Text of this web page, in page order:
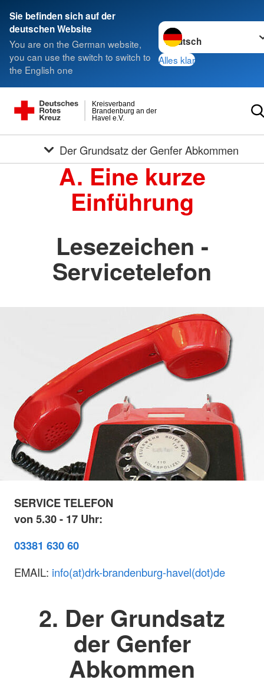
Sie befinden sich auf der
deutschen Website
You are on the German website,
you can use the switch to switch to
the English one
Sprache wechseln zu
Alles klar
Havel e.V.
Brandenburg an der
Kreisverband
Der Grundsatz der Genfer Abkommen
A. Eine kurze
Einführung
Lesezeichen -
Servicetelefon
SERVICE TELEFON
von 5.30 - 17 Uhr:
03381 630 60
EMAIL: info(at)drk-brandenburg-havel(dot)de
2. Der Grundsatz
der Genfer
Abkommen